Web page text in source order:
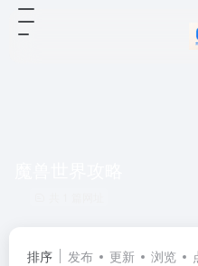
排序 发布 更新 浏览